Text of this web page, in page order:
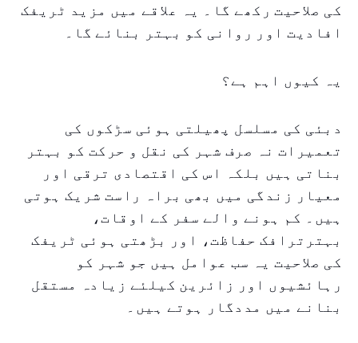
کی صلاحیت رکھے گا۔ یہ علاقے میں مزید ٹریفک
افادیت اور روانی کو بہتر بنائے گا۔
یہ کیوں اہم ہے؟
دبئی کی مسلسل پھیلتی ہوئی سڑکوں کی
تعمیرات نہ صرف شہر کی نقل و حرکت کو بہتر
بناتی ہیں بلکہ اس کی اقتصادی ترقی اور
معیار زندگی میں بھی براہ راست شریک ہوتی
ہیں۔ کم ہونے والے سفر کے اوقات،
بہترترافک حفاظت، اور بڑھتی ہوئی ٹریفک
کی صلاحیت یہ سب عوامل ہیں جو شہر کو
رہائشیوں اور زائرین کیلئے زیادہ مستقل
بنانے میں مددگار ہوتے ہیں۔